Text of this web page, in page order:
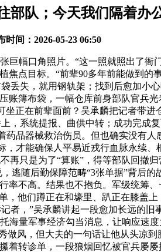
部队；今天我们隔着办
时间： 2026-05-23 06:50
幅口角照片。“这一照就照出了衙
焦点目标。“前辈90多年前能做到
丢失，就用钢轨架；找到后愈加小
账簿布袋，一幅仓库前身部队官兵
坐正在前辈面前？吴承麟把记者带
，系统提报、曲供中转；成功完成
药品器械救治伤员。但也确实没有
，才能确保人平易近戎行血脉永续
再只是为了“算账”，得等部队回撤
逃随后勤保障范畴“3张单据”背后
率不高。结果也不抱负。军级统筹
，他们蹲正在和壕里、趴正在膝盖
者，”吴承麟讲起一段愈加长远的
海量军事经济勾当消息，让响应速
做风，但大夫的一句话让他从头凉
着转诊单，一段狼烟回忆被官兵屡